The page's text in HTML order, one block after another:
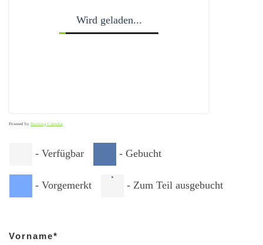
Wird geladen...
Powered by Booking Calendar
- Verfügbar - Gebucht
- Vorgemerkt
·
- Zum Teil ausgebucht
Vorname*